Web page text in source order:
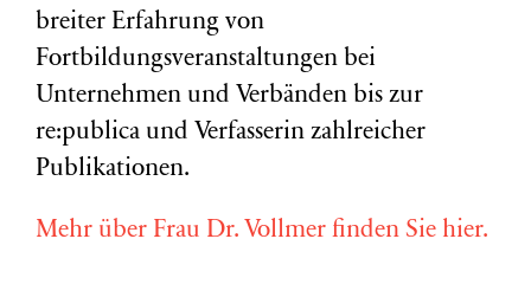
breiter Erfahrung von
Fortbildungsveranstaltungen bei
Unternehmen und Verbänden bis zur
re:publica und Verfasserin zahlreicher
Publikationen.
Mehr über Frau Dr. Vollmer finden Sie hier.